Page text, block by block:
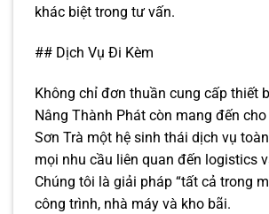
khác biệt trong tư vấn.
## Dịch Vụ Đi Kèm
Không chỉ đơn thuần cung cấp thiết
Nâng Thành Phát còn mang đến
Sơn Trà một hệ sinh thái dịch vụ
mọi nhu cầu liên quan đến logistics
Chúng tôi là giải pháp “tất cả trong
công trình, nhà máy và kho bãi.